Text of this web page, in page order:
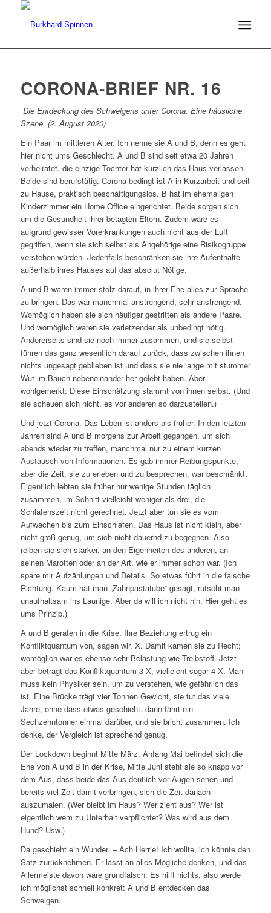
CORONA-BRIEF NR. 16
Die Entdeckung des Schweigens unter Corona. Eine häusliche
Szene (2. August 2020)
Ein Paar im mittleren Alter. Ich nenne sie A und B, denn es geht
hier nicht ums Geschlecht. A und B sind seit etwa 20 Jahren
verheiratet, die einzige Tochter hat kürzlich das Haus verlassen.
Beide sind berufstätig. Corona bedingt ist A in Kurzarbeit und seit
zu Hause, praktisch beschäftigungslos. B hat im ehemaligen
Kinderzimmer ein Home Office eingerichtet. Beide sorgen sich
um die Gesundheit ihrer betagten Eltern. Zudem wäre es
aufgrund gewisser Vorerkrankungen auch nicht aus der Luft
gegriffen, wenn sie sich selbst als Angehörige eine Risikogruppe
verstehen würden. Jedenfalls beschränken sie ihre Aufenthalte
außerhalb ihres Hauses auf das absolut Nötige.
A und B waren immer stolz darauf, in ihrer Ehe alles zur Sprache
zu bringen. Das war manchmal anstrengend, sehr anstrengend.
Womöglich haben sie sich häufiger gestritten als andere Paare.
Und womöglich waren sie verletzender als unbedingt nötig.
Andererseits sind sie noch immer zusammen, und sie selbst
führen das ganz wesentlich darauf zurück, dass zwischen ihnen
nichts ungesagt geblieben ist und dass sie nie lange mit stummer
Wut im Bauch nebeneinander her gelebt haben. Aber
wohlgemerkt: Diese Einschätzung stammt von ihnen selbst. (Und
sie scheuen sich nicht, es vor anderen so darzustellen.)
Und jetzt Corona. Das Leben ist anders als früher. In den letzten
Jahren sind A und B morgens zur Arbeit gegangen, um sich
abends wieder zu treffen, manchmal nur zu einem kurzen
Austausch von Informationen. Es gab immer Reibungspunkte,
aber die Zeit, sie zu erleben und zu besprechen, war beschränkt.
Eigentlich lebten sie früher nur wenige Stunden täglich
zusammen, im Schnitt vielleicht weniger als drei, die
Schlafenszeit nicht gerechnet. Jetzt aber tun sie es vom
Aufwachen bis zum Einschlafen. Das Haus ist nicht klein, aber
nicht groß genug, um sich nicht dauernd zu begegnen. Also
reiben sie sich stärker, an den Eigenheiten des anderen, an
seinen Marotten oder an der Art, wie er immer schon war. (Ich
spare mir Aufzählungen und Details. So etwas führt in die falsche
Richtung. Kaum hat man „Zahnpastatube“ gesagt, rutscht man
unaufhaltsam ins Launige. Aber da will ich nicht hin. Hier geht es
ums Prinzip.)
A und B geraten in die Krise. Ihre Beziehung ertrug ein
Konfliktquantum von, sagen wir, X. Damit kamen sie zu Recht;
womöglich war es ebenso sehr Belastung wie Treibstoff. Jetzt
aber beträgt das Konfliktquantum 3 X, vielleicht sogar 4 X. Man
muss kein Physiker sein, um zu verstehen, wie gefährlich das
ist. Eine Brücke trägt vier Tonnen Gewicht, sie tut das viele
Jahre, ohne dass etwas geschieht, dann fährt ein
Sechzehntonner einmal darüber, und sie bricht zusammen. Ich
denke, der Vergleich ist sprechend genug.
Der Lockdown beginnt Mitte März. Anfang Mai befindet sich die
Ehe von A und B in der Krise, Mitte Juni steht sie so knapp vor
dem Aus, dass beide das Aus deutlich vor Augen sehen und
bereits viel Zeit damit verbringen, sich die Zeit danach
auszumalen. (Wer bleibt im Haus? Wer zieht aus? Wer ist
eigentlich wem zu Unterhalt verpflichtet? Was wird aus dem
Hund? Usw.)
Da geschieht ein Wunder. – Ach Herrje! Ich wollte, ich könnte den
Satz zurücknehmen. Er lässt an alles Mögliche denken, und das
Allermeiste davon wäre grundfalsch. Es hilft nichts, also werde
ich möglichst schnell konkret: A und B entdecken das
Schweigen.